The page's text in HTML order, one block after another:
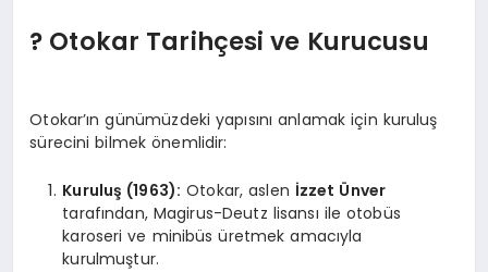
? Otokar Tarihçesi ve Kurucusu
Otokar’ın günümüzdeki yapısını anlamak için kuruluş
sürecini bilmek önemlidir:
Kuruluş (1963): Otokar, aslen İzzet Ünver
tarafından, Magirus-Deutz lisansı ile otobüs
karoseri ve minibüs üretmek amacıyla
kurulmuştur.